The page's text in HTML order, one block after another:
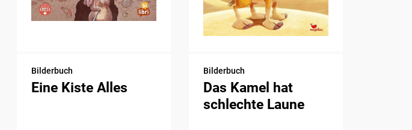
Bilderbuch
Eine Kiste Alles
Bilderbuch
Das Kamel hat
schlechte Laune